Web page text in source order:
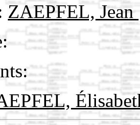
ZAEPFEL, Jean